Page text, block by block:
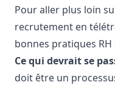
Pour aller plus loin
recrutement en
bonnes pratiques
Ce qui devrait se
doit être un